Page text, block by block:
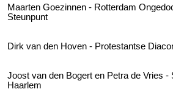
Maarten Goezinnen - Rotterdam
Steunpunt
Dirk van den Hoven - Protestantse
Joost van den Bogert en Petra de Vries -
Haarlem